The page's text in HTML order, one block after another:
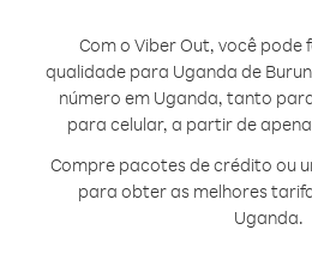
Com o Viber Out, você pode
qualidade para Uganda de
número em Uganda, tanto
para celular, a partir de
Compre pacotes de crédito ou
para obter as melhores
Uganda.